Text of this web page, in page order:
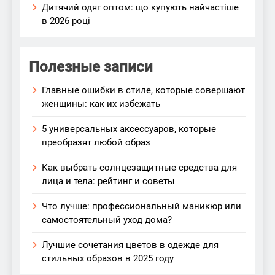
Дитячий одяг оптом: що купують найчастіше
в 2026 році
Полезные записи
Главные ошибки в стиле, которые совершают
женщины: как их избежать
5 универсальных аксессуаров, которые
преобразят любой образ
Как выбрать солнцезащитные средства для
лица и тела: рейтинг и советы
Что лучше: профессиональный маникюр или
самостоятельный уход дома?
Лучшие сочетания цветов в одежде для
стильных образов в 2025 году